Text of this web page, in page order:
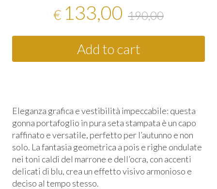
€ 133,00 190,00
Add to cart
Eleganza grafica e vestibilità impeccabile: questa
gonna portafoglio in pura seta stampata è un capo
raffinato e versatile, perfetto per l’autunno e non
solo. La fantasia geometrica a pois e righe ondulate
nei toni caldi del marrone e dell’ocra, con accenti
delicati di blu, crea un effetto visivo armonioso e
deciso al tempo stesso.